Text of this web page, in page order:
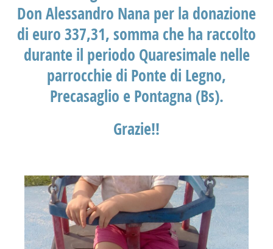
Don Alessandro Nana per la donazione
di euro 337,31, somma che ha raccolto
durante il periodo Quaresimale nelle
parrocchie di Ponte di Legno,
Precasaglio e Pontagna (Bs).
Grazie!!